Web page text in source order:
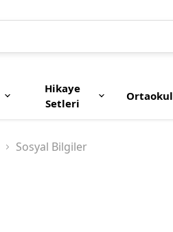
Hikaye
Setleri
Ortaokul
Sosyal Bilgiler